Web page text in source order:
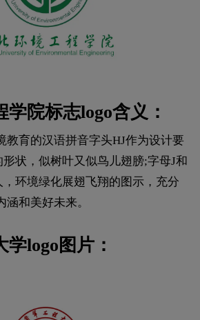
院标志logo含义：
教育的汉语拼音字头HJ作为设计要
状，似树叶又似鸟儿翅膀;字母J和
环境绿化展翅飞翔的图示，充分
和美好未来。
logo图片：